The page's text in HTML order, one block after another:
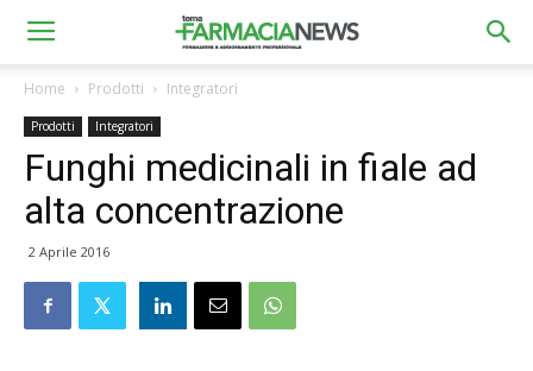
Home Prodotti Integratori
Prodotti Integratori
Funghi medicinali in fiale ad
alta concentrazione
2 Aprile 2016